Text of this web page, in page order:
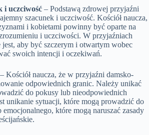
i uczciwość – Podstawą zdrowej przyjaźni
szacunek i uczciwość. Kościół naucza,
i kobietami powinny być oparte na
i uczciwości. W przyjaźniach
jest, aby być szczerym i otwartym wobec
swoich intencji i oczekiwań.
– Kościół naucza, że w przyjaźni damsko-
odpowiednich granic. Należy unikać
do pokusy lub nieodpowiednich
unikanie sytuacji, które mogą prowadzić do
które mogą naruszać zasady